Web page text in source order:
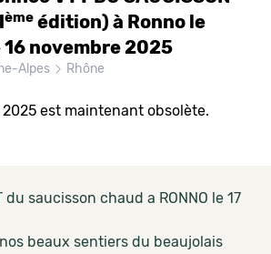
ème édition) à Ronno le
novembre 2025
Alpes Rhône
est maintenant obsolète.
du saucisson chaud a RONNO le 17
beaux sentiers du beaujolais